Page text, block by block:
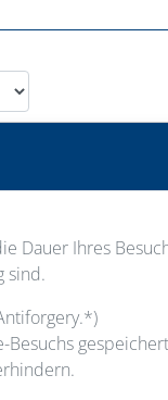
Ihres
sind.